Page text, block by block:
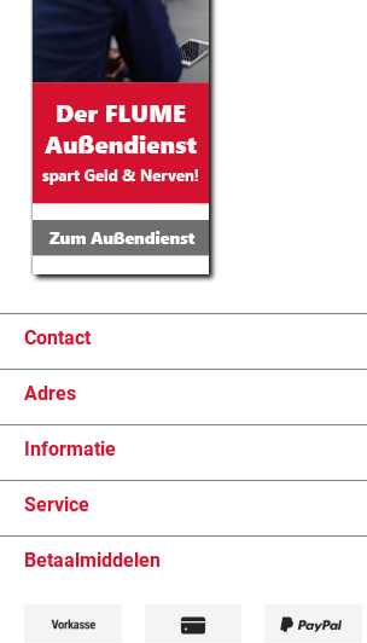
Contact
Adres
Informatie
Service
Betaalmiddelen